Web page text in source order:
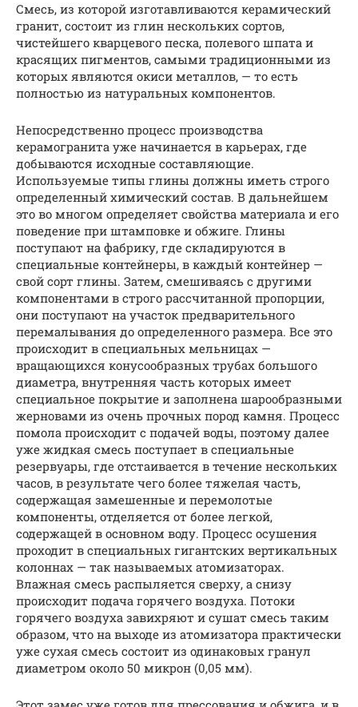
Смесь, из которой изготавливаются керамический
гранит, состоит из глин нескольких сортов,
чистейшего кварцевого песка, полевого шпата и
красящих пигментов, самыми традиционными из
которых являются окиси металлов, — то есть
полностью из натуральных компонентов.
Непосредственно процесс производства
керамогранита уже начинается в карьерах, где
добываются исходные составляющие.
Используемые типы глины должны иметь строго
определенный химический состав. В дальнейшем
это во многом определяет свойства материала и его
поведение при штамповке и обжиге. Глины
поступают на фабрику, где складируются в
специальные контейнеры, в каждый контейнер —
свой сорт глины. Затем, смешиваясь с другими
компонентами в строго рассчитанной пропорции,
они поступают на участок предварительного
перемалывания до определенного размера. Все это
происходит в специальных мельницах —
вращающихся конусообразных трубах большого
диаметра, внутренняя часть которых имеет
специальное покрытие и заполнена шарообразными
жерновами из очень прочных пород камня. Процесс
помола происходит с подачей воды, поэтому далее
уже жидкая смесь поступает в специальные
резервуары, где отстаивается в течение нескольких
часов, в результате чего более тяжелая часть,
содержащая замешенные и перемолотые
компоненты, отделяется от более легкой,
содержащей в основном воду. Процесс осушения
проходит в специальных гигантских вертикальных
колоннах — так называемых атомизаторах.
Влажная смесь распыляется сверху, а снизу
происходит подача горячего воздуха. Потоки
горячего воздуха завихряют и сушат смесь таким
образом, что на выходе из атомизатора практически
уже сухая смесь состоит из одинаковых гранул
диаметром около 50 микрон (0,05 мм).